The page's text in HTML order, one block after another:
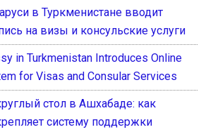
в Туркменистане вводит
на визы и консульские услуги
in Turkmenistan Introduces Online
for Visas and Consular Services
стол в Ашхабаде: как
систему поддержки